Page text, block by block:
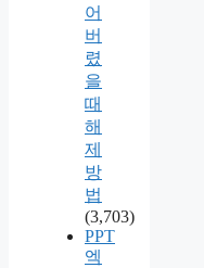
어
버
렸
을
때
해
제
방
법
(3,703)
PPT
엑